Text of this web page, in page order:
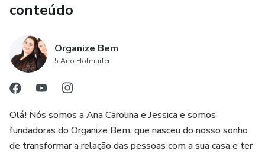
conteúdo
Organize Bem
5 Ano Hotmarter
Olá! Nós somos a Ana Carolina e Jessica e somos
fundadoras do Organize Bem, que nasceu do nosso sonho
de transformar a relação das pessoas com a sua casa e ter